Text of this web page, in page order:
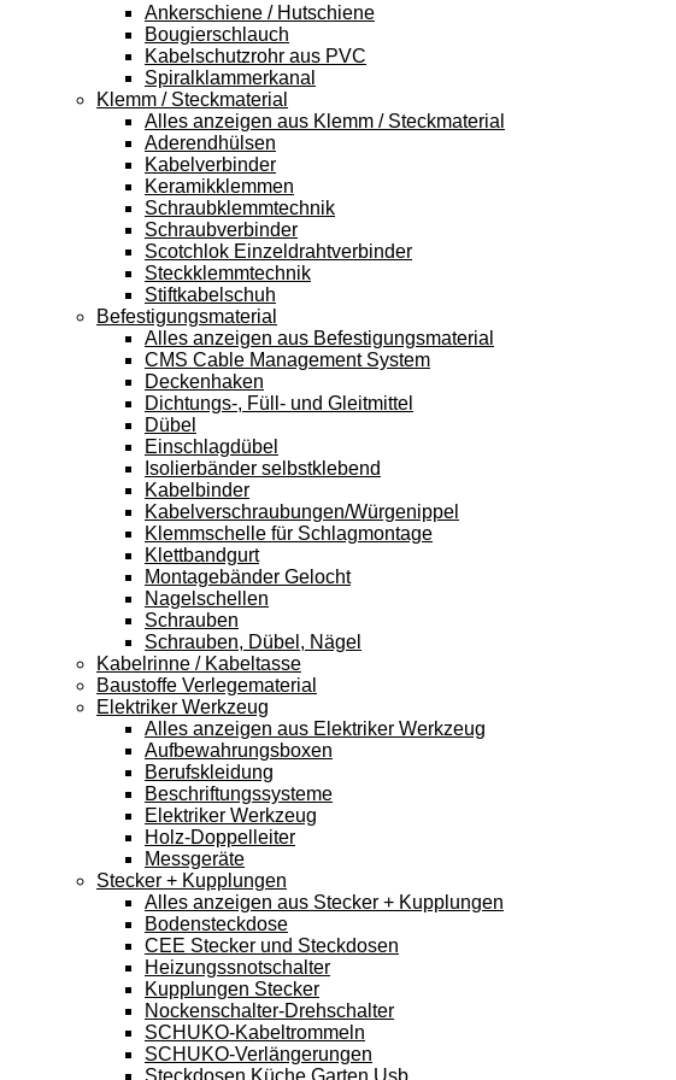
Ankerschiene / Hutschiene
Bougierschlauch
Kabelschutzrohr aus PVC
Spiralklammerkanal
Klemm / Steckmaterial
Alles anzeigen aus Klemm / Steckmaterial
Aderendhülsen
Kabelverbinder
Keramikklemmen
Schraubklemmtechnik
Schraubverbinder
Scotchlok Einzeldrahtverbinder
Steckklemmtechnik
Stiftkabelschuh
Befestigungsmaterial
Alles anzeigen aus Befestigungsmaterial
CMS Cable Management System
Deckenhaken
Dichtungs-, Füll- und Gleitmittel
Dübel
Einschlagdübel
Isolierbänder selbstklebend
Kabelbinder
Kabelverschraubungen/Würgenippel
Klemmschelle für Schlagmontage
Klettbandgurt
Montagebänder Gelocht
Nagelschellen
Schrauben
Schrauben, Dübel, Nägel
Kabelrinne / Kabeltasse
Baustoffe Verlegematerial
Elektriker Werkzeug
Alles anzeigen aus Elektriker Werkzeug
Aufbewahrungsboxen
Berufskleidung
Beschriftungssysteme
Elektriker Werkzeug
Holz-Doppelleiter
Messgeräte
Stecker + Kupplungen
Alles anzeigen aus Stecker + Kupplungen
Bodensteckdose
CEE Stecker und Steckdosen
Heizungssnotschalter
Kupplungen Stecker
Nockenschalter-Drehschalter
SCHUKO-Kabeltrommeln
SCHUKO-Verlängerungen
Steckdosen Küche Garten Usb